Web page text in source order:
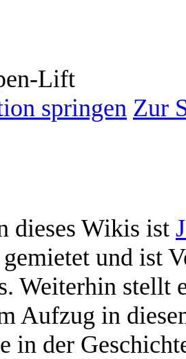
Lift
springen Zur
dieses Wikis ist
und ist
Weiterhin stellt
Aufzug in
in der